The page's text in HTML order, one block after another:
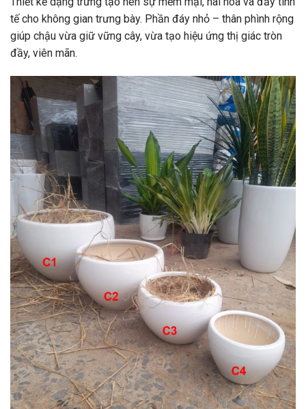
tế cho không gian trưng bày. Phần đáy nhỏ – thân phình rộng
giúp chậu vừa giữ vững cây, vừa tạo hiệu ứng thị giác tròn
đầy, viên mãn.